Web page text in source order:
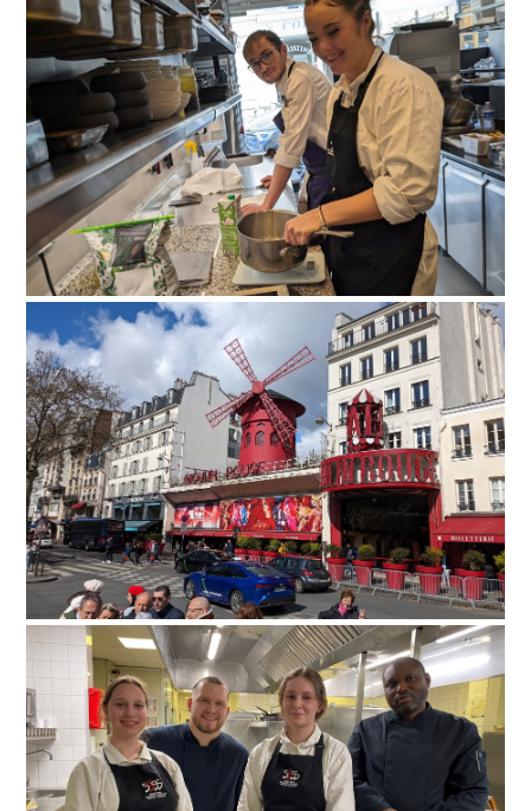
paris-025
paris-026
paris-027